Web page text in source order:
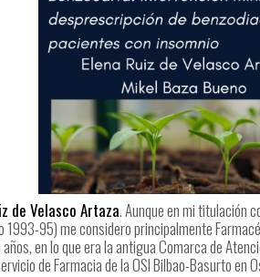
de Velasco Artaza. Aunque en mi titulación
1993-95) me considero principalmente
en lo que era la antigua Comarca de
de Farmacia de la OSI Bilbao-Basurto en